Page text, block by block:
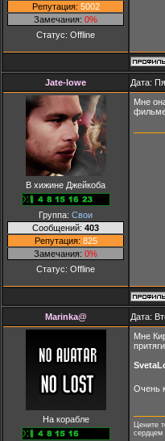
Репутация: 5002
Замечания: 0%
Статус: Offline
Jate-lowe Дата:
В хижине Джейкоба
Группа: Свои
Сообщений: 403
Репутация: 825
Замечания: 0%
Статус: Offline
Мне
Marinka@ Дата:
На корабле
Мне
Очень
Цените
сердцем